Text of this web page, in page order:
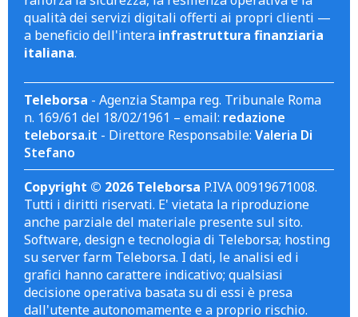
qualità dei servizi digitali offerti ai propri clienti —
a beneficio dell'intera infrastruttura finanziaria
italiana.
Teleborsa - Agenzia Stampa reg. Tribunale Roma
n. 169/61 del 18/02/1961 – email: redazione
teleborsa.it - Direttore Responsabile: Valeria Di
Stefano
Copyright © 2026 Teleborsa P.IVA 00919671008.
Tutti i diritti riservati. E' vietata la riproduzione
anche parziale del materiale presente sul sito.
Software, design e tecnologia di Teleborsa; hosting
su server farm Teleborsa. I dati, le analisi ed i
grafici hanno carattere indicativo; qualsiasi
decisione operativa basata su di essi è presa
dall'utente autonomamente e a proprio rischio.